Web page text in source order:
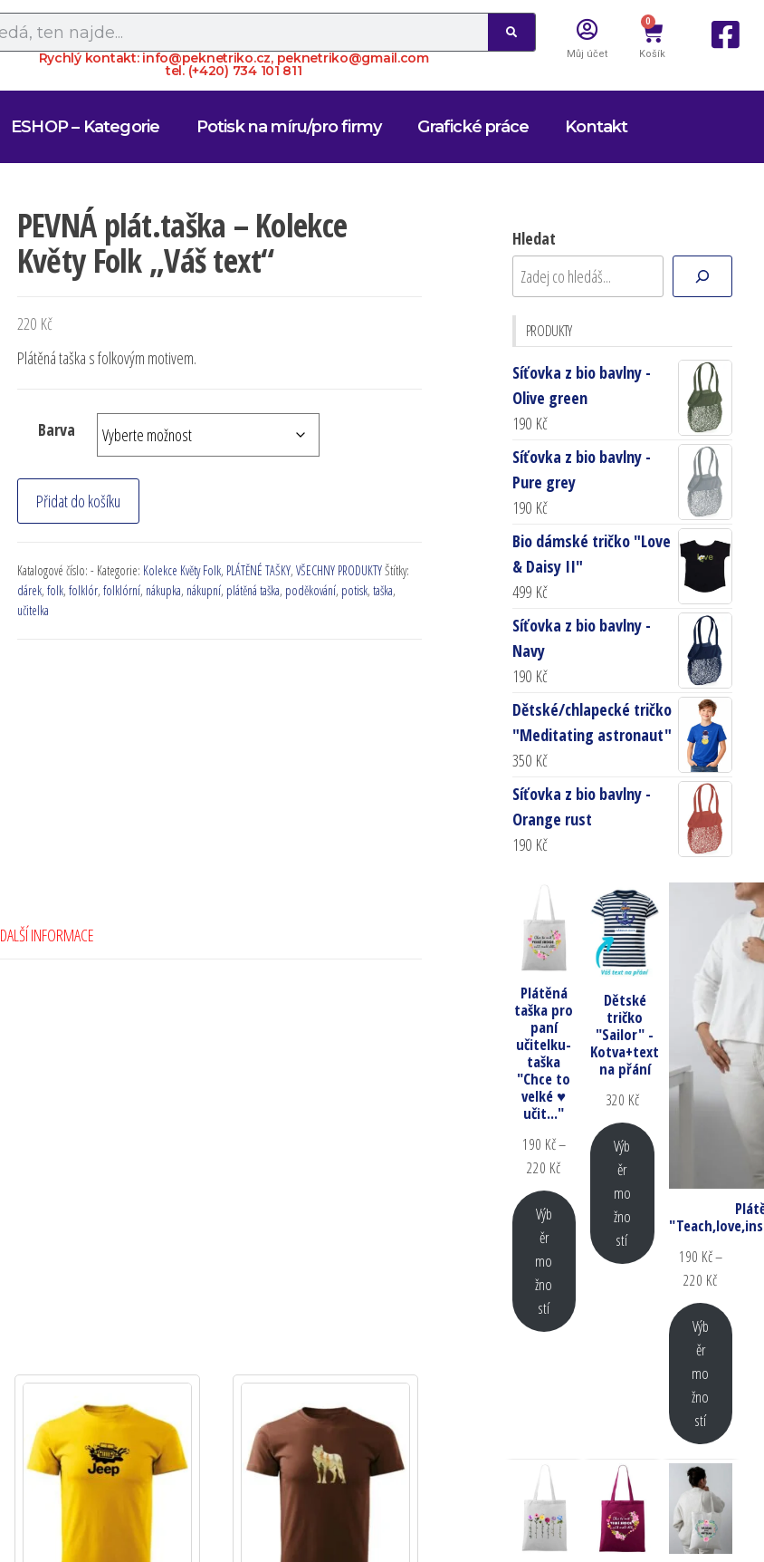
Rychlý kontakt: info@peknetriko.cz, peknetriko@gmail.com
tel. (+420) 734 101 811
Můj účet
0
Košík
ESHOP – Kategorie Potisk na míru/pro firmy Grafické práce Kontakt
PEVNÁ plát.taška – Kolekce
Květy Folk „Váš text“
220 Kč
Plátěná taška s folkovým motivem.
Barva
Přidat do košíku
Katalogové číslo: - Kategorie: Kolekce Květy Folk, PLÁTĚNÉ TAŠKY, VŠECHNY PRODUKTYŠtítky:
dárek, folk, folklór, folklórní, nákupka, nákupní, plátěná taška, poděkování, potisk, taška,
učitelka
DALŠÍ INFORMACE
Hledat
PRODUKTY
Síťovka z bio bavlny -
Olive green
190 Kč
Síťovka z bio bavlny -
Pure grey
190 Kč
Bio dámské tričko "Love
& Daisy II"
499 Kč
Síťovka z bio bavlny -
Navy
190 Kč
Dětské/chlapecké tričko
"Meditating astronaut"
350 Kč
Síťovka z bio bavlny -
Orange rust
190 Kč
Plátěná
taška pro
paní
učitelku-
taška
"Chce to
velké ♥
učit..."
190 Kč–
220 Kč
Výb
ěr
mo
žno
stí
Dětské
tričko
"Sailor" -
Kotva+text
na přání
320 Kč
Výb
ěr
mo
žno
stí
190 Kč–
220 Kč
Výb
ěr
mo
žno
stí